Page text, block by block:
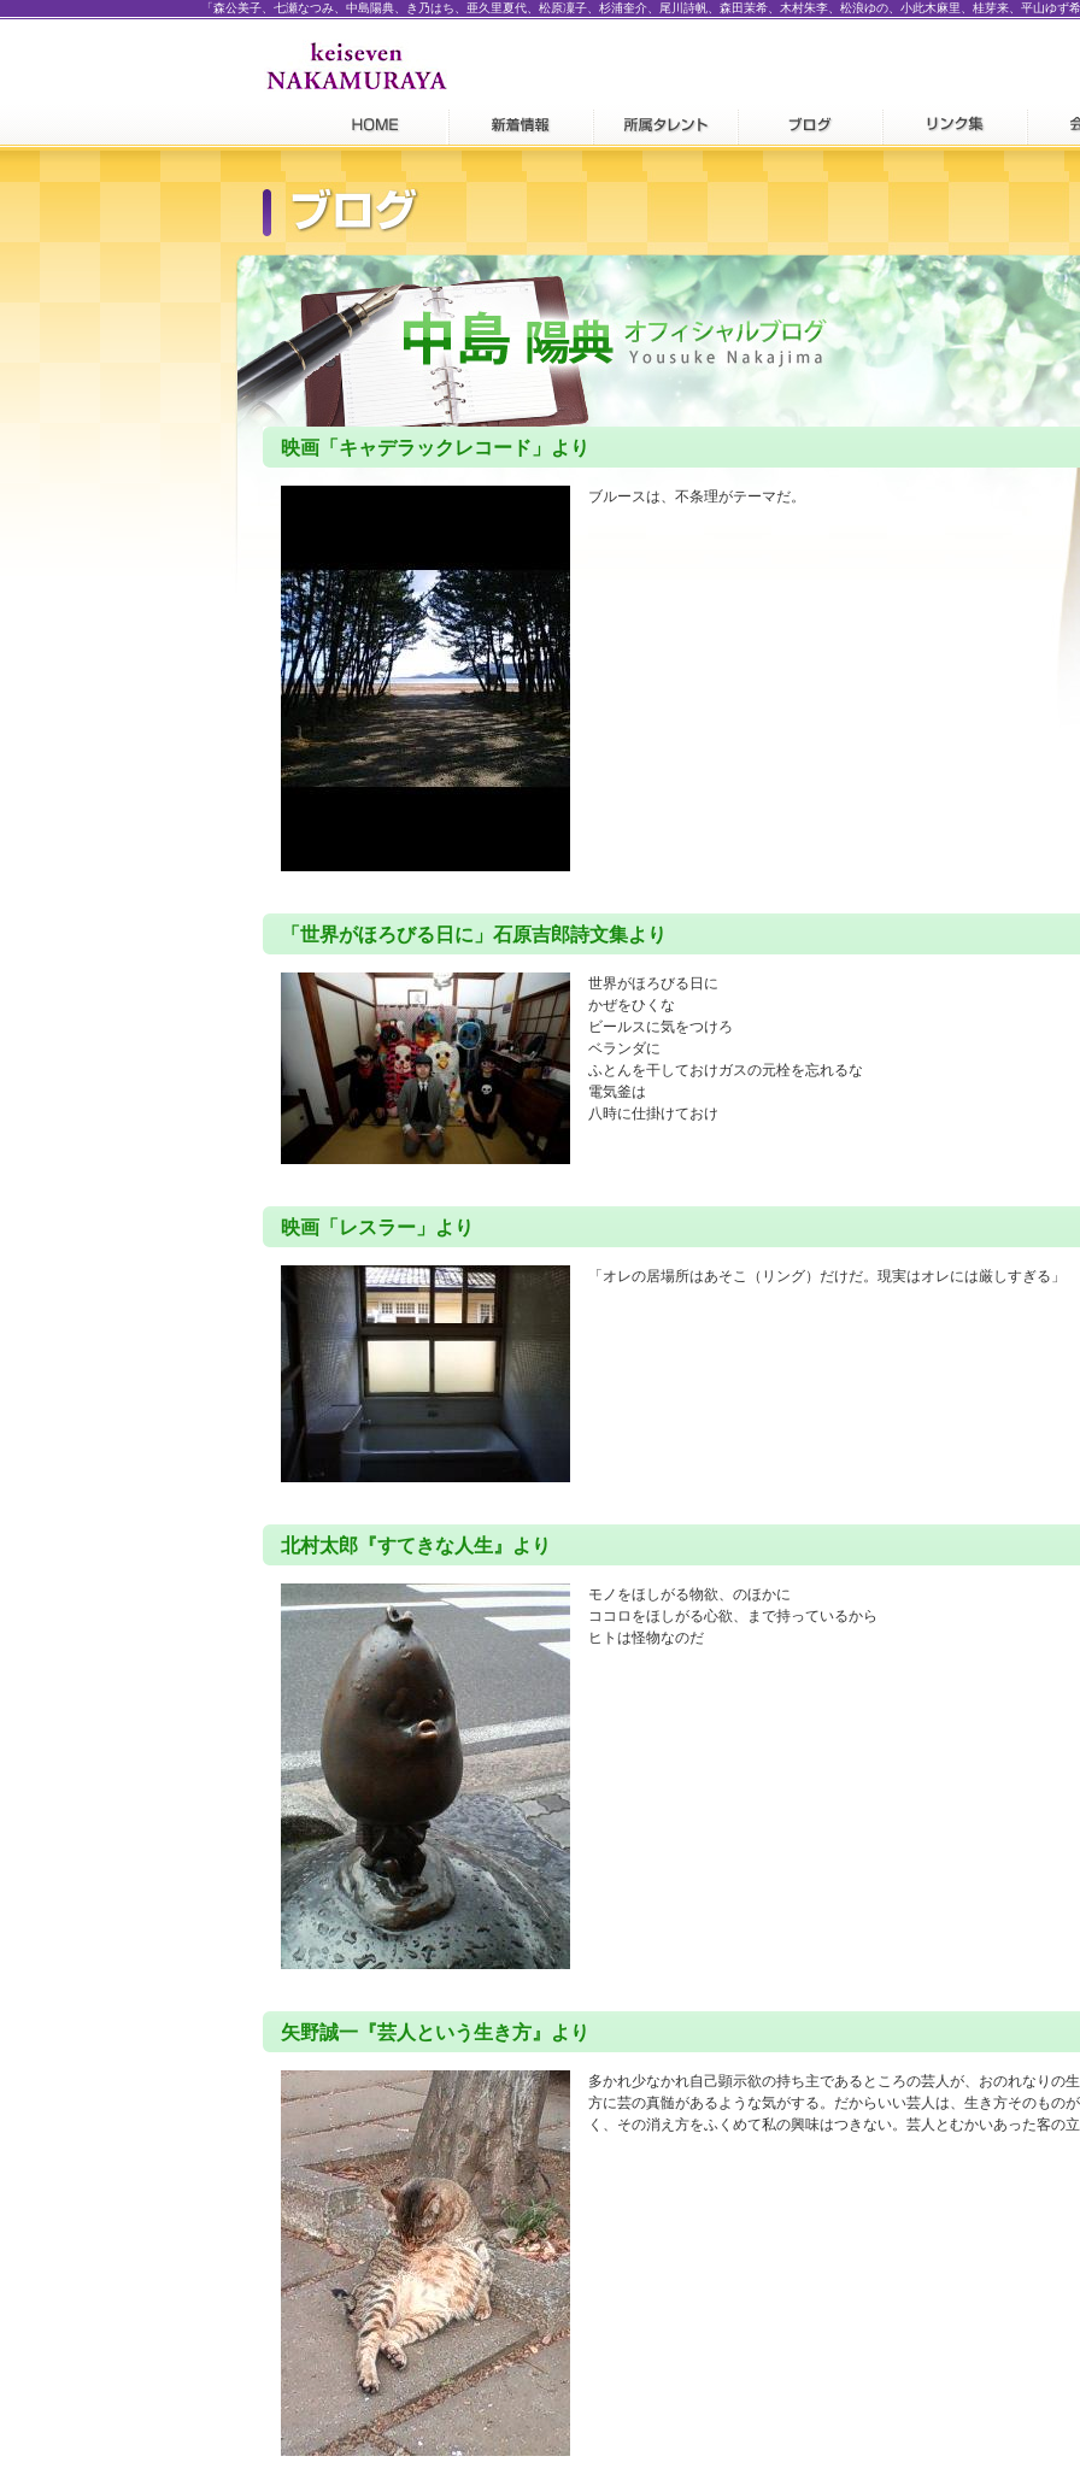
「森公美子、七瀬なつみ、中島陽典、き乃はち、亜久里夏代、松原凜子、杉浦奎介、尾川詩帆、森田茉希、木村朱李、松浪ゆの、小此木麻里、桂芽来、平山ゆず
映画「キャデラックレコード」より
ブルースは、不条理がテーマだ。
「世界がほろびる日に」石原吉郎詩文集より
世界がほろびる日に
かぜをひくな
ビールスに気をつけろ
ベランダに
ふとんを干しておけガスの元栓を忘れるな
電気釜は
八時に仕掛けておけ
映画「レスラー」より
「オレの居場所はあそこ（リング）だけだ。現実はオレには厳しすぎる」
北村太郎『すてきな人生』より
モノをほしがる物欲、のほかに
ココロをほしがる心欲、まで持っているから
ヒトは怪物なのだ
矢野誠一『芸人という生き方』より
多かれ少なかれ自己顕示欲の持ち主であるところの芸人が、おのれなりの
方に芸の真髄があるような気がする。だからいい芸人は、生き方そのもの
く、その消え方をふくめて私の興味はつきない。芸人とむかいあった客の